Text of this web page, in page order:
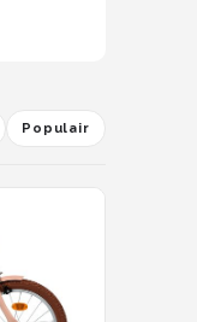
Populair